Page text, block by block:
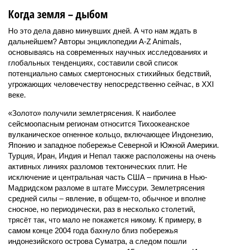
Когда земля – дыбом
Но это дела давно минувших дней. А что нам ждать в
дальнейшем? Авторы энциклопедии A-Z Animals,
основываясь на современных научных исследованиях и
глобальных тенденциях, составили свой список
потенциально самых смертоносных стихийных бедствий,
угрожающих человечеству непосредственно сейчас, в XXI
веке.
«Золото» получили землетрясения. К наиболее
сейсмоопасным регионам относится Тихоокеанское
вулканическое огненное кольцо, включающее Индонезию,
Японию и западное побережье Северной и Южной Америки.
Турция, Иран, Индия и Непал также расположены на очень
активных линиях разломов тектонических плит. Не
исключение и центральная часть США – причина в Нью-
Мадридском разломе в штате Миссури. Землетрясения
средней силы – явление, в общем-то, обычное и вполне
сносное, но периодически, раз в несколько столетий,
трясёт так, что мало не покажется никому. К примеру, в
самом конце 2004 года бахнуло близ побережья
индонезийского острова Суматра, а следом пошли